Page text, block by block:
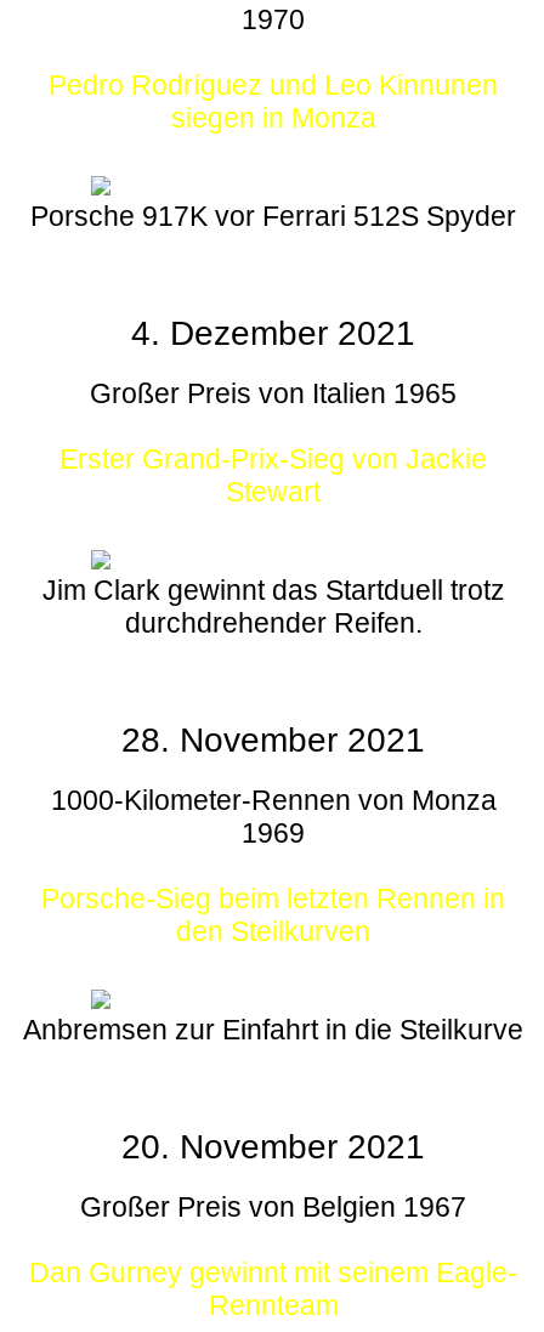
1970
Pedro Rodríguez und Leo Kinnunen
siegen in Monza
Porsche 917K vor Ferrari 512S Spyder
4. Dezember 2021
Großer Preis von Italien 1965
Erster Grand-Prix-Sieg von Jackie
Stewart
Jim Clark gewinnt das Startduell trotz
durchdrehender Reifen.
28. November 2021
1000-Kilometer-Rennen von Monza
1969
Porsche-Sieg beim letzten Rennen in
den Steilkurven
Anbremsen zur Einfahrt in die Steilkurve
20. November 2021
Großer Preis von Belgien 1967
Dan Gurney gewinnt mit seinem Eagle-
Rennteam